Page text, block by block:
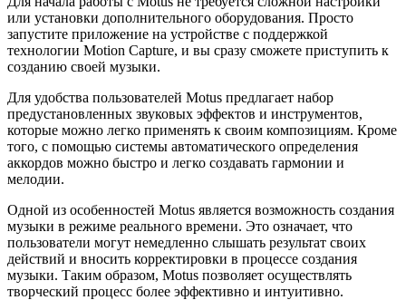
или установки дополнительного оборудования. Просто
запустите приложение на устройстве с поддержкой
технологии Motion Capture, и вы сразу сможете приступить к
созданию своей музыки.
Для удобства пользователей Motus предлагает набор
предустановленных звуковых эффектов и инструментов,
которые можно легко применять к своим композициям. Кроме
того, с помощью системы автоматического определения
аккордов можно быстро и легко создавать гармонии и
мелодии.
Одной из особенностей Motus является возможность создания
музыки в режиме реального времени. Это означает, что
пользователи могут немедленно слышать результат своих
действий и вносить корректировки в процессе создания
музыки. Таким образом, Motus позволяет осуществлять
творческий процесс более эффективно и интуитивно.